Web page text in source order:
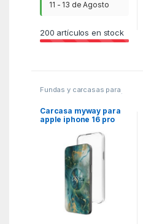
11 - 13 de Agosto
200 artículos en stock
Fundas y carcasas para
Telefonía
Carcasa myway para
apple iphone 16 pro